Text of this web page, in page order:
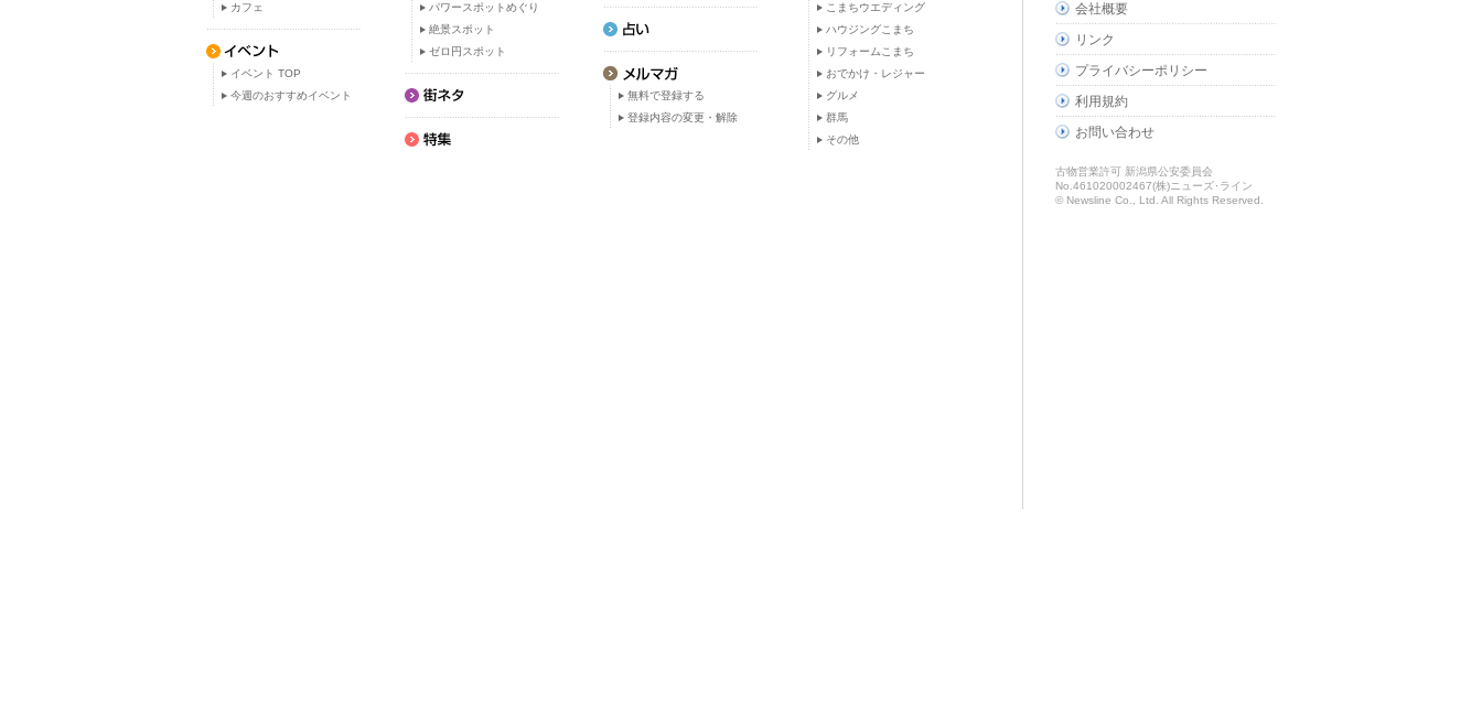
カフェ
イベント TOP
今週のおすすめイベント
パワースポットめぐり
絶景スポット
ゼロ円スポット
無料で登録する
登録内容の変更・解除
こまちウエディング
ハウジングこまち
リフォームこまち
おでかけ・レジャー
グルメ
群馬
その他
会社概要
リンク
プライバシーポリシー
利用規約
お問い合わせ
古物営業許可 新潟県公安委員会
No.461020002467(株)ニューズ･ライン
© Newsline Co., Ltd. All Rights Reserved.